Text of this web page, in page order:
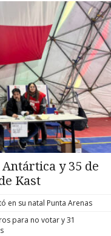
y 35 de
Kast
en su natal Punta Arenas
para no votar y 31